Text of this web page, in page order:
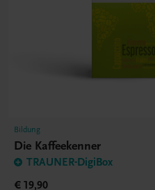
Bildung
Die Kaffeekenner
TRAUNER-DigiBox
€ 19,90